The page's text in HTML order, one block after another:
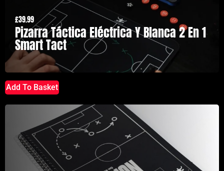
Pizarra Táctica Eléctrica Y Blanca 2 En 1
Smart Tact
£39.99
Add To Basket